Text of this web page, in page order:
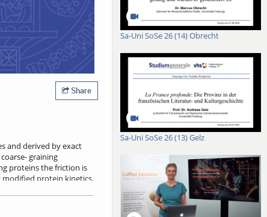
Share
and derived by exact
graining
proteins the friction is
protein kinetics.
the non-Markovian
from the data by
Sa-Uni SoSe 26 (14) Obrecht
Sa-Uni SoSe 26 (13) Gelz